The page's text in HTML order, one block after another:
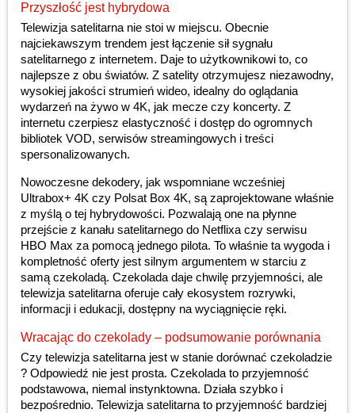
Przyszłość jest hybrydowa
Telewizja satelitarna nie stoi w miejscu. Obecnie
najciekawszym trendem jest łączenie sił sygnału
satelitarnego z internetem. Daje to użytkownikowi to, co
najlepsze z obu światów. Z satelity otrzymujesz niezawodny,
wysokiej jakości strumień wideo, idealny do oglądania
wydarzeń na żywo w 4K, jak mecze czy koncerty. Z
internetu czerpiesz elastyczność i dostęp do ogromnych
bibliotek VOD, serwisów streamingowych i treści
spersonalizowanych.
Nowoczesne dekodery, jak wspomniane wcześniej
Ultrabox+ 4K czy Polsat Box 4K, są zaprojektowane właśnie
z myślą o tej hybrydowości. Pozwalają one na płynne
przejście z kanału satelitarnego do Netflixa czy serwisu
HBO Max za pomocą jednego pilota. To właśnie ta wygoda i
kompletność oferty jest silnym argumentem w starciu z
samą czekoladą. Czekolada daje chwilę przyjemności, ale
telewizja satelitarna oferuje cały ekosystem rozrywki,
informacji i edukacji, dostępny na wyciągnięcie ręki.
Wracając do czekolady – podsumowanie porównania
Czy telewizja satelitarna jest w stanie dorównać czekoladzie
? Odpowiedź nie jest prosta. Czekolada to przyjemność
podstawowa, niemal instynktowna. Działa szybko i
bezpośrednio. Telewizja satelitarna to przyjemność bardziej